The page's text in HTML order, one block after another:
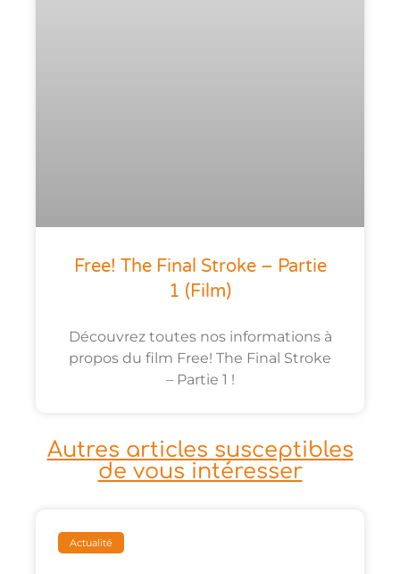
Free! The Final Stroke – Partie
1 (film)
Découvrez toutes nos informations à
propos du film Free! The Final Stroke
– Partie 1 !
Autres articles susceptibles
de vous intéresser
Actualité